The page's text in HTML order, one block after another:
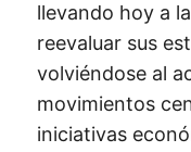
llevando hoy a
reevaluar sus
volviéndose al
movimientos
iniciativas